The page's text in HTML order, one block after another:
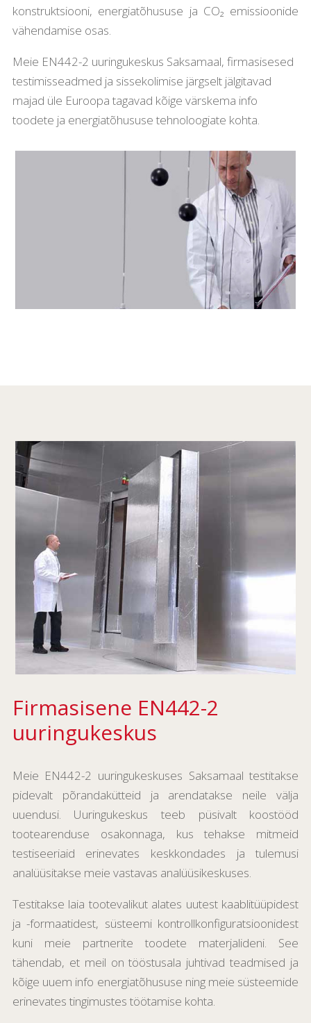
konstruktsiooni, energiatõhususe ja CO₂ emissioonide
vähendamise osas.
Meie EN442-2 uuringukeskus Saksamaal, firmasisesed
testimisseadmed ja sissekolimise järgselt jälgitavad
majad üle Euroopa tagavad kõige värskema info
toodete ja energiatõhususe tehnoloogiate kohta.
Firmasisene EN442-2
uuringukeskus
Meie EN442-2 uuringukeskuses Saksamaal testitakse
pidevalt põrandakütteid ja arendatakse neile välja
uuendusi. Uuringukeskus teeb püsivalt koostööd
tootearenduse osakonnaga, kus tehakse mitmeid
testiseeriaid erinevates keskkondades ja tulemusi
analüüsitakse meie vastavas analüüsikeskuses.
Testitakse laia tootevalikut alates uutest kaablitüüpidest
ja -formaatidest, süsteemi kontrollkonfiguratsioonidest
kuni meie partnerite toodete materjalideni. See
tähendab, et meil on tööstusala juhtivad teadmised ja
kõige uuem info energiatõhususe ning meie süsteemide
erinevates tingimustes töötamise kohta.